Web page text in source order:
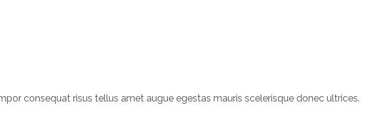
consequat risus tellus amet augue egestas mauris scelerisque donec ultrices.